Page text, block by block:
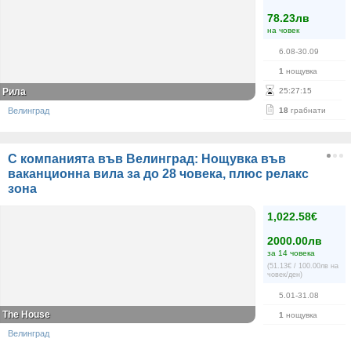
78.23лв
на човек
6.08-30.09
1 нощувка
25:27:15
18 грабнати
Рила
Велинград
С компанията във Велинград: Нощувка във
ваканционна вила за до 28 човека, плюс релакс
зона
1,022.58€
2000.00лв
за 14 човека
(51.13€ / 100.00лв на
човек/ден)
5.01-31.08
1 нощувка
The House
Велинград